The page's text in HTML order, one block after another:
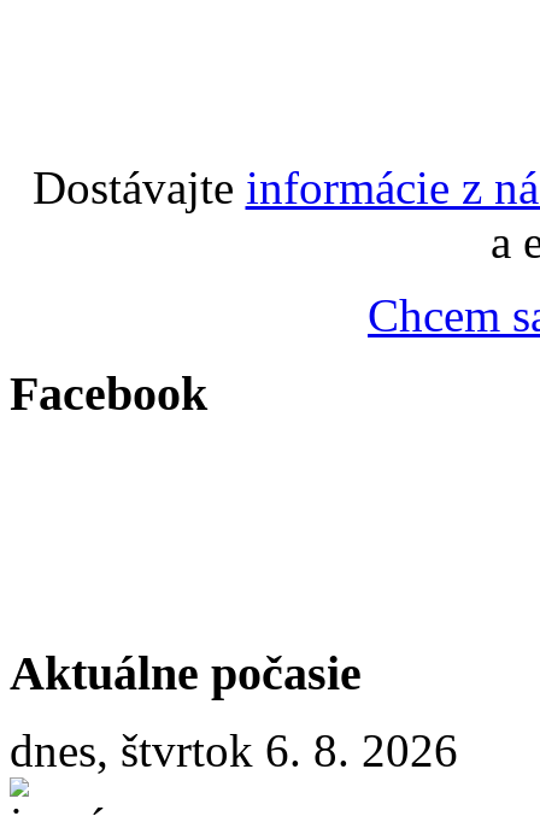
Dostávajte informácie z
a
Chcem
Facebook
Aktuálne počasie
dnes, štvrtok 6. 8. 2026